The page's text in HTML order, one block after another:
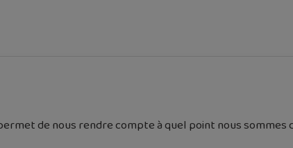
de nous rendre compte à quel point nous sommes